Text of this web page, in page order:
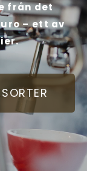
från det
– ett av